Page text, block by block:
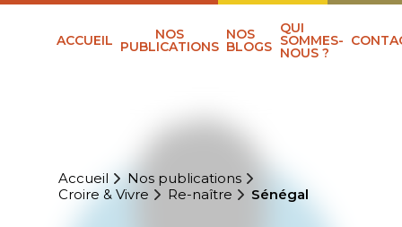
ACCUEIL NOS
PUBLICATIONS
NOS
BLOGS
QUI
SOMMES-
NOUS ?
Accueil
Nos publications
Croire & Vivre
Re-naître Sénégal